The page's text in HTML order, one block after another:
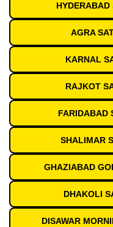
AGRA
KARNAL
RAJKOT
FARIDABAD
SHALIMAR
GHAZIABAD
DHAKOLI
DISAWAR